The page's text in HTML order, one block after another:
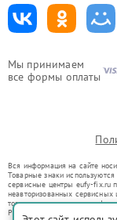
Мы принимаем
все формы оплаты
Вся информация на сайте
Товарные знаки
сервисные центры eufy-fix.ru
неавторизованных
товарных знаков или их
Ремонт осуществляется для